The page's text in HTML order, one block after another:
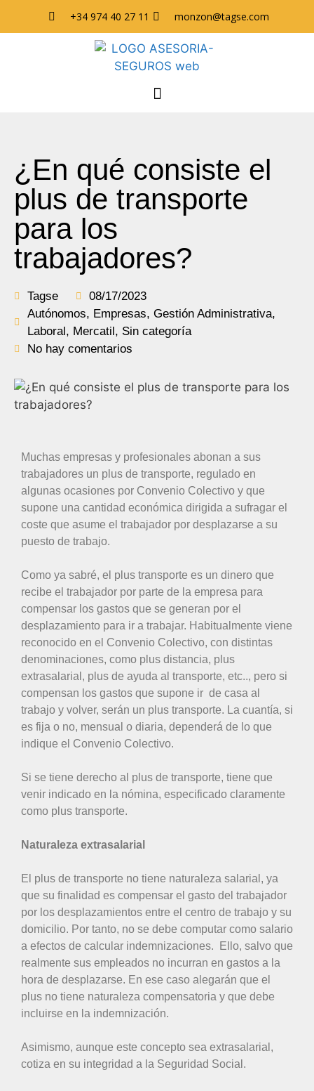
+34 974 40 27 11 monzon@tagse.com
¿En qué consiste el
plus de transporte
para los
trabajadores?
Tagse
08/17/2023
Autónomos, Empresas, Gestión Administrativa,
Laboral, Mercatil, Sin categoría
No hay comentarios
Muchas empresas y profesionales abonan a sus
trabajadores un plus de transporte, regulado en
algunas ocasiones por Convenio Colectivo y que
supone una cantidad económica dirigida a sufragar el
coste que asume el trabajador por desplazarse a su
puesto de trabajo.
Como ya sabré, el plus transporte es un dinero que
recibe el trabajador por parte de la empresa para
compensar los gastos que se generan por el
desplazamiento para ir a trabajar. Habitualmente viene
reconocido en el Convenio Colectivo, con distintas
denominaciones, como plus distancia, plus
extrasalarial, plus de ayuda al transporte, etc.., pero si
compensan los gastos que supone ir de casa al
trabajo y volver, serán un plus transporte. La cuantía, si
es fija o no, mensual o diaria, dependerá de lo que
indique el Convenio Colectivo.
Si se tiene derecho al plus de transporte, tiene que
venir indicado en la nómina, especificado claramente
como plus transporte.
Naturaleza extrasalarial
El plus de transporte no tiene naturaleza salarial, ya
que su finalidad es compensar el gasto del trabajador
por los desplazamientos entre el centro de trabajo y su
domicilio. Por tanto, no se debe computar como salario
a efectos de calcular indemnizaciones. Ello, salvo que
realmente sus empleados no incurran en gastos a la
hora de desplazarse. En ese caso alegarán que el
plus no tiene naturaleza compensatoria y que debe
incluirse en la indemnización.
Asimismo, aunque este concepto sea extrasalarial,
cotiza en su integridad a la Seguridad Social.